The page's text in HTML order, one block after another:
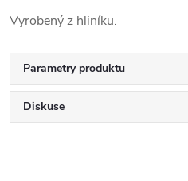
Vyrobený z hliníku.
Parametry produktu
Diskuse